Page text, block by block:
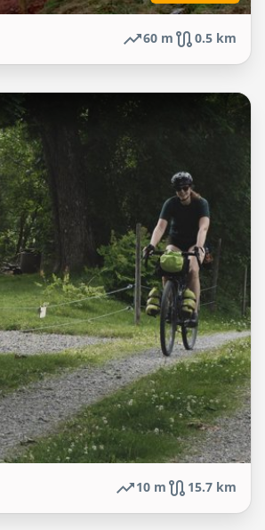
60 m 0.5 km
10 m 15.7 km